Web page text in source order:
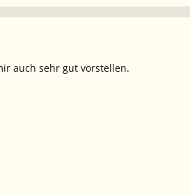
auch sehr gut vorstellen.